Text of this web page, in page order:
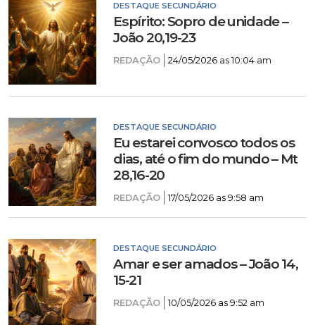
DESTAQUE SECUNDÁRIO
Espírito: Sopro de unidade –
João 20,19-23
REDAÇÃO 24/05/2026 as 10:04 am
DESTAQUE SECUNDÁRIO
Eu estarei convosco todos os
dias, até o fim do mundo – Mt
28,16-20
REDAÇÃO 17/05/2026 as 9:58 am
DESTAQUE SECUNDÁRIO
Amar e ser amados – João 14,
15-21
REDAÇÃO 10/05/2026 as 9:52 am